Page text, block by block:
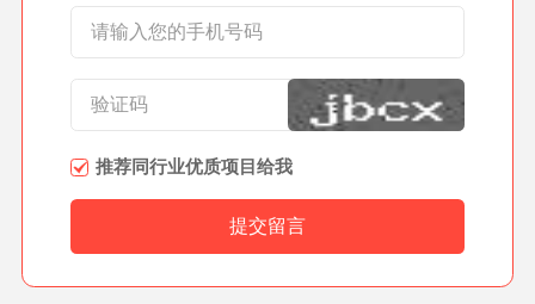
推荐同行业优质项目给我